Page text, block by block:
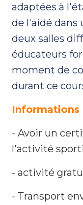
adaptées à
de l'aidé dans
deux salles
éducateurs
moment de
durant ce
Informations
- Avoir un
l'activité
- activité
- Transport